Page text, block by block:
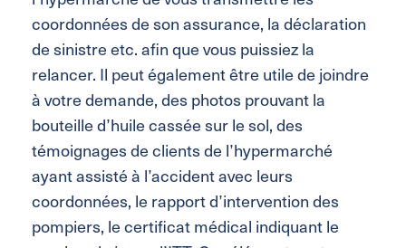
coordonnées de son assurance, la déclaration
de sinistre etc. afin que vous puissiez la
relancer. Il peut également être utile de joindre
à votre demande, des photos prouvant la
bouteille d’huile cassée sur le sol, des
témoignages de clients de l’hypermarché
ayant assisté à l’accident avec leurs
coordonnées, le rapport d’intervention des
pompiers, le certificat médical indiquant le